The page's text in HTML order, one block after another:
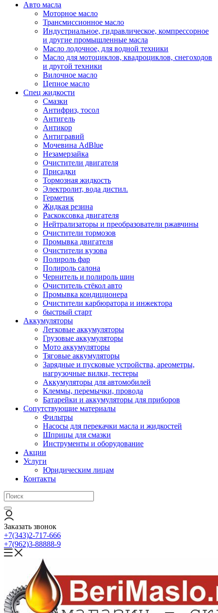
Авто масла
Моторное масло
Трансмиссионное масло
Индустриальное, гидравлическое, компрессорное
и другие промышленные масла
Масло лодочное, для водной техники
Масло для мотоциклов, квадроциклов, снегоходов
и другой техники
Вилочное масло
Цепное масло
Спец жидкости
Смазки
Антифриз, тосол
Антигель
Антикор
Антигравий
Мочевина AdBlue
Незамерзайка
Очистители двигателя
Присадки
Тормозная жидкость
Электролит, вода дистил.
Герметик
Жидкая резина
Раскоксовка двигателя
Нейтрализаторы и преобразователи ржавчины
Очистители тормозов
Промывка двигателя
Очистители кузова
Полироль фар
Полироль салона
Чернитель и полироль шин
Очиститель стёкол авто
Промывка кондиционера
Очистители карбюратора и инжектора
быстрый старт
Аккумуляторы
Легковые аккумуляторы
Грузовые аккумуляторы
Мото аккумуляторы
Тяговые аккумуляторы
Зарядные и пусковые устройства, ареометры,
нагрузочные вилки, тестеры
Аккумуляторы для автомобилей
Клеммы, перемычки, провода
Батарейки и аккумуляторы для приборов
Сопутствующие материалы
Фильтры
Насосы для перекачки масла и жидкостей
Шприцы для смазки
Инструменты и оборудование
Акции
Услуги
Юридическим лицам
Контакты
Заказать звонок
+7(343)2-717-666
+7(962)3-88888-9